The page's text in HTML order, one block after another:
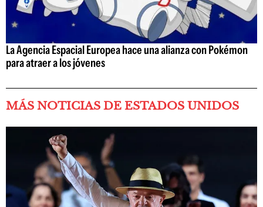
La Agencia Espacial Europea hace una alianza con Pokémon
para atraer a los jóvenes
MÁS NOTICIAS DE ESTADOS UNIDOS